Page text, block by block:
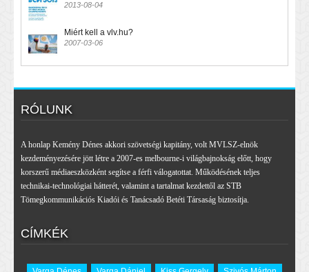
2013-08-04
Miért kell a vlv.hu?
2007-03-06
RÓLUNK
A honlap Kemény Dénes akkori szövetségi kapitány, volt MVLSZ-elnök
kezdeményezésére jött létre a 2007-es melbourne-i világbajnokság előtt, hogy
korszerű médiaeszközként segítse a férfi válogatottat. Működésének teljes
technikai-technológiai hátterét, valamint a tartalmat kezdettől az STB
Tömegkommunikációs Kiadói és Tanácsadó Betéti Társaság biztosítja.
CÍMKÉK